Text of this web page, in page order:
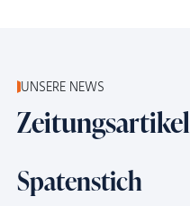
UNSERE NEWS
Zeitungsartikel
Spatenstich